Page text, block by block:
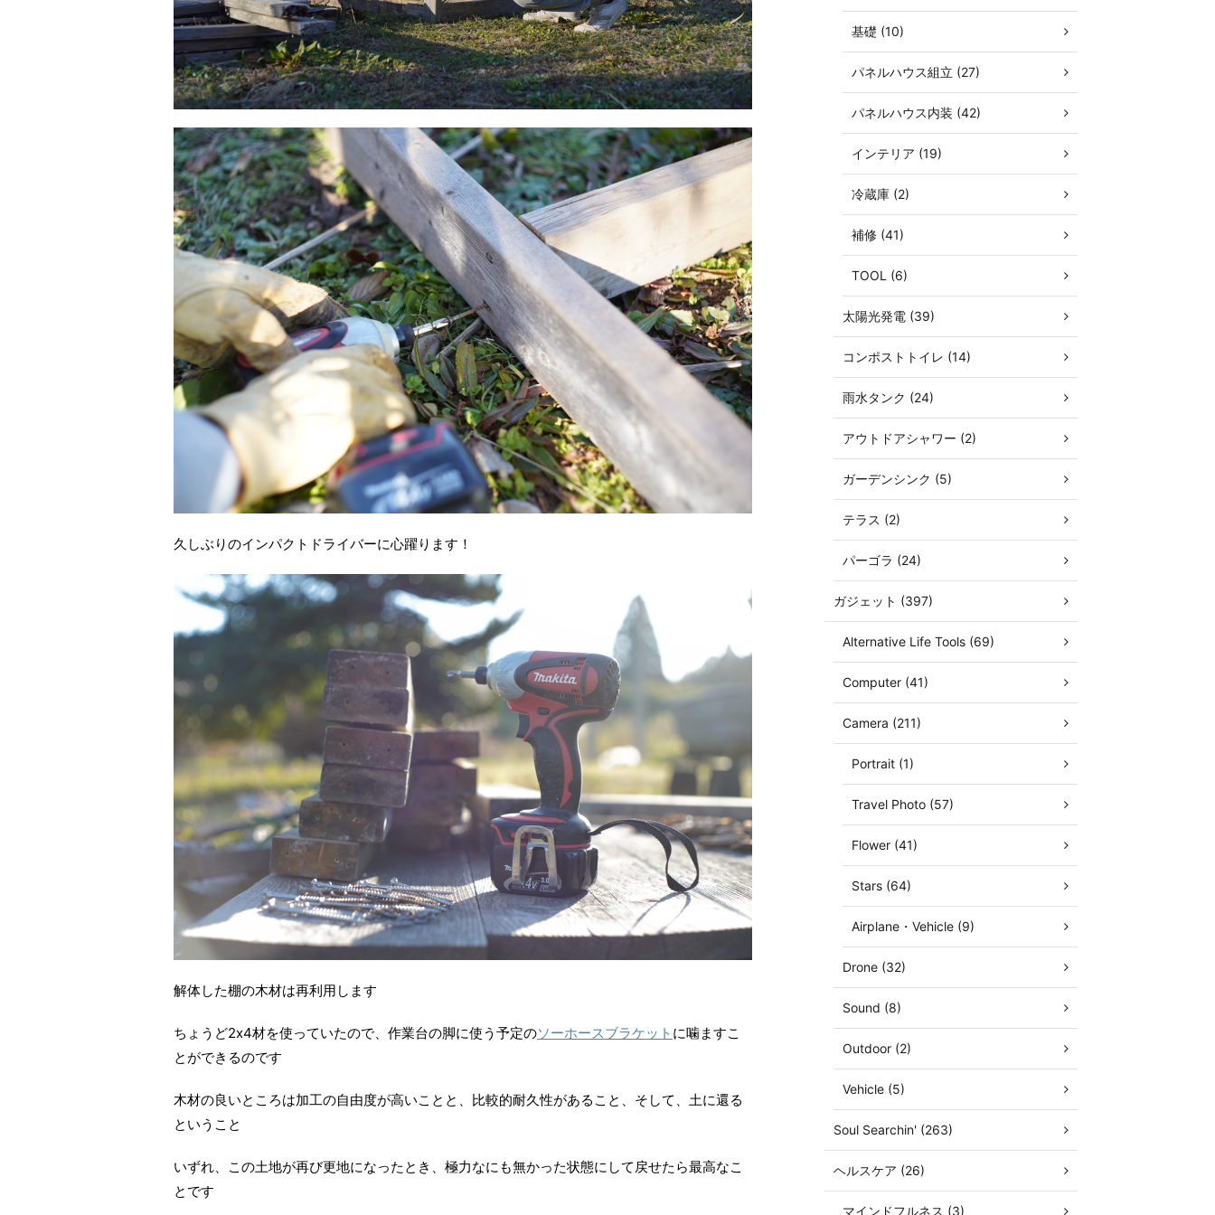
久しぶりのインパクトドライバーに心躍ります！
解体した棚の木材は再利用します
ちょうど2x4材を使っていたので、作業台の脚に使う予定のソーホースブラケット に噛ますこ
とができるのです
木材の良いところは加工の自由度が高いことと、比較的耐久性があること、そして、土に還る
ということ
いずれ、この土地が再び更地になったとき、極力なにも無かった状態にして戻せたら最高なこ
とです
基礎 (10)
パネルハウス組立 (27)
パネルハウス内装 (42)
インテリア (19)
冷蔵庫 (2)
補修 (41)
TOOL (6)
太陽光発電 (39)
コンポストトイレ (14)
雨水タンク (24)
アウトドアシャワー (2)
ガーデンシンク (5)
テラス (2)
パーゴラ (24)
ガジェット (397)
Alternative Life Tools (69)
Computer (41)
Camera (211)
Portrait (1)
Travel Photo (57)
Flower (41)
Stars (64)
Airplane・Vehicle (9)
Drone (32)
Sound (8)
Outdoor (2)
Vehicle (5)
Soul Searchin' (263)
ヘルスケア (26)
マインドフルネス (3)